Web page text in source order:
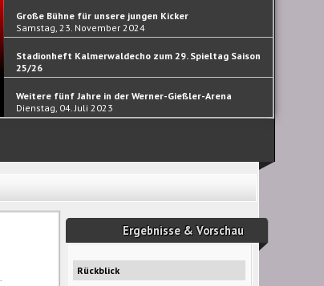
Große Bühne für unsere jungen Kicker
Samstag, 23. November 2024
Stadionheft Kalmerwaldecho zum 29. Spieltag Saison
25/26
Samstag, 30. September 2023
Weitere fünf Jahre in der Werner-Gießler-Arena
Dienstag, 04. Juli 2023
Ergebnisse & Vorschau
Rückblick